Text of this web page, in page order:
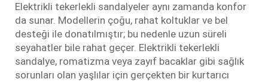
Elektrikli tekerlekli sandalyeler aynı zamanda konfor
da sunar. Modellerin çoğu, rahat koltuklar ve bel
desteği ile donatılmıştır; bu nedenle uzun süreli
seyahatler bile rahat geçer. Elektrikli tekerlekli
sandalye, romatizma veya zayıf bacaklar gibi sağlık
sorunları olan yaşlılar için gerçekten bir kurtarıcı